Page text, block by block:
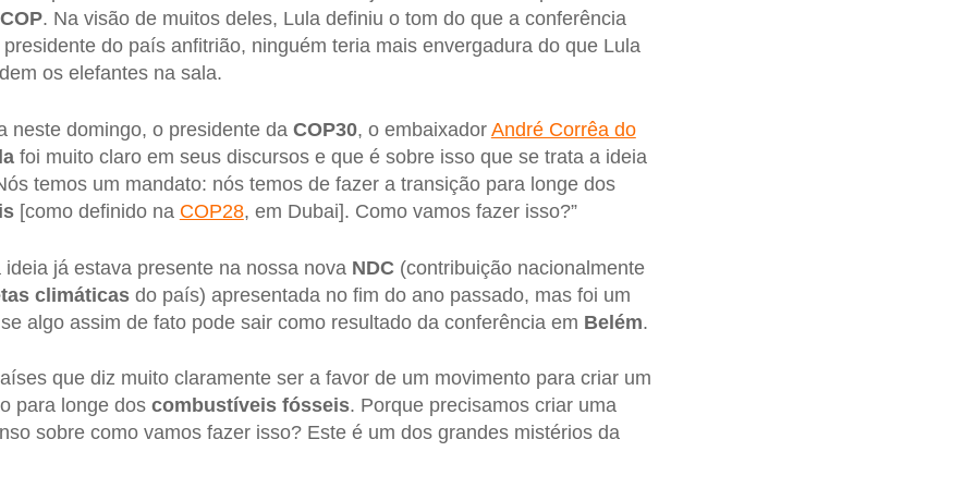
COP. Na visão de muitos deles, Lula definiu o tom do que a conferência
do país anfitrião, ninguém teria mais envergadura do que Lula
os elefantes na sala.
neste domingo, o presidente da COP30, o embaixador André Corrêa do
foi muito claro em seus discursos e que é sobre isso que se trata a ideia
temos um mandato: nós temos de fazer a transição para longe dos
[como definido na COP28, em Dubai]. Como vamos fazer isso?”
já estava presente na nossa nova NDC (contribuição nacionalmente
climáticasdo país) apresentada no fim do ano passado, mas foi um
algo assim de fato pode sair como resultado da conferência em Belém.
que diz muito claramente ser a favor de um movimento para criar um
para longe dos combustíveis fósseis. Porque precisamos criar uma
sobre como vamos fazer isso? Este é um dos grandes mistérios da